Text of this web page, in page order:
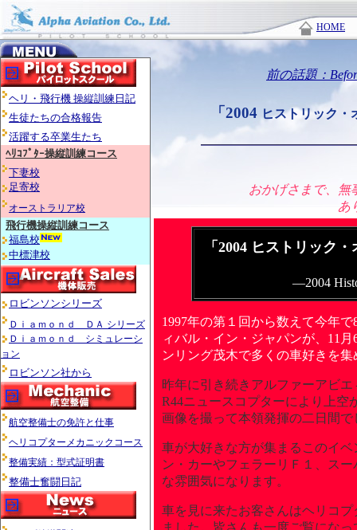
HOME
ヘリ・飛行機 操縦訓練日記
生徒たちの合格報告
活躍する卒業生たち
ﾍﾘｺﾌﾟﾀｰ操縦訓練コース
下妻校
足寄校
オーストラリア校
飛行機操縦訓練コース
福島校
中標津校
ロビンソンシリーズ
Ｄｉａｍｏｎｄ ＤＡ シリーズ
Ｄｉａｍｏｎｄ シミュレーシ
ョン
ロビンソン社から
航空整備士の免許と仕事
ヘリコプターメカニックコース
整備実績：型式証明書
整備士奮闘日記
前の話題：
「2004 ヒストリック・
おかげさまで、無
あ
「2004 ヒストリック
―2004
1997年の第１回から数えて今年
ィバル・イン・ジャパンが、11
ンリング茂木で多くの車好きを
昨年に引き続きアルファーアビ
R44ニュースコプターにより上空
画像を撮って本領発揮の二日間で
車が大好きな方が集まるこのイ
ン・カーやフェラーリＦ１、ス
な雰囲気になります。
車を見に来たお客さんはヘリコ
ました。皆さんも一度ご覧にな